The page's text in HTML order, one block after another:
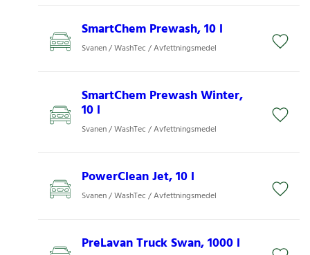
SmartChem Prewash, 10 l
Svanen / WashTec / Avfettningsmedel
SmartChem Prewash Winter,
10 l
Svanen / WashTec / Avfettningsmedel
PowerClean Jet, 10 l
Svanen / WashTec / Avfettningsmedel
PreLavan Truck Swan, 1000 l